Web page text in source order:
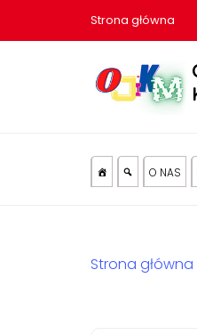
Strona główna
O NAS
Strona główna